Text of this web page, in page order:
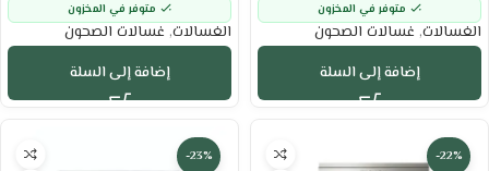
متوفر في المخزون
الغسالات, غسالات الصحون
إضافة إلى السلة
متوفر في المخزون
الغسالات, غسالات الصحون
إضافة إلى السلة
-22%
-23%